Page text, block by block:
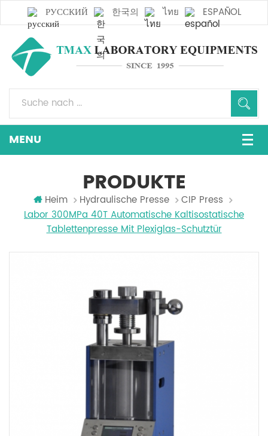
РУССКИЙ 한국의 ไทย ESPAÑOL
PRODUKTE
Heim Hydraulische Presse
CIP Press
Labor 300MPa 40T Automatische Kaltisostatische
Tablettenpresse Mit Plexiglas-Schutztür